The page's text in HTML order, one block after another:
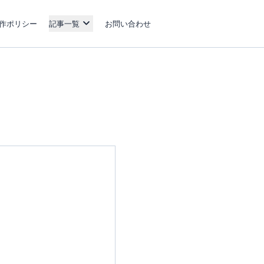
ポリシー 記事一覧 お問い合わせ